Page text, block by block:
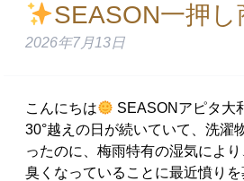
SEASON一押し
2026年7月13日
こんにちは SEASONアピタ大
30°越えの日が続いていて、洗濯
ったのに、梅雨特有の湿気によ
臭くなっていることに最近憤り